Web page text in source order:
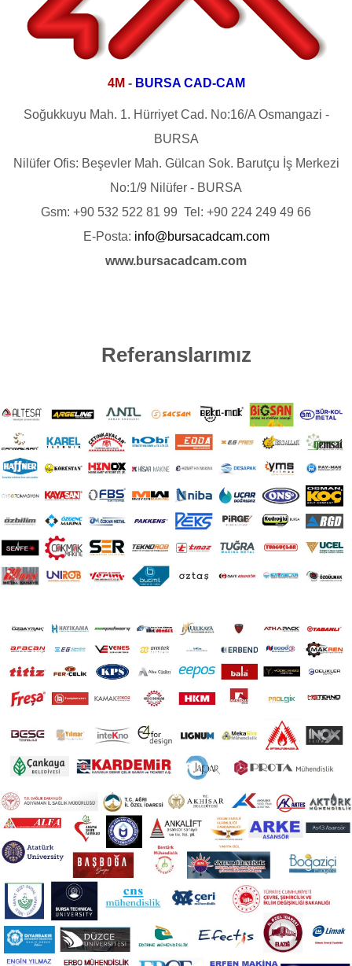
4M - BURSA CAD-CAM
Soğukkuyu Mah. 1. Hürriyet Cad. No:16/A Osmangazi -
BURSA
Nilüfer Ofis: Beşevler Mah. Gülcan Sok. Barutçu İş Merkezi
No:1/9 Nilüfer - BURSA
Gsm: +90 532 522 81 99 Tel: +90 224 249 49 66
E-Posta: info@bursacadcam.com
www.bursacadcam.com
Referanslarımız